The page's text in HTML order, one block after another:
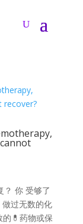
？ 你 受够了
做过无数的化
的💊药物或保